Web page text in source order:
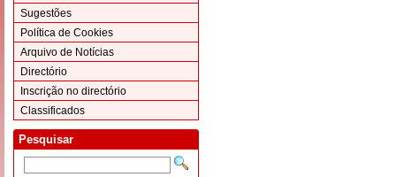
Sugestões
Política de Cookies
Arquivo de Notícias
Directório
Inscrição no directório
Classificados
Pesquisar